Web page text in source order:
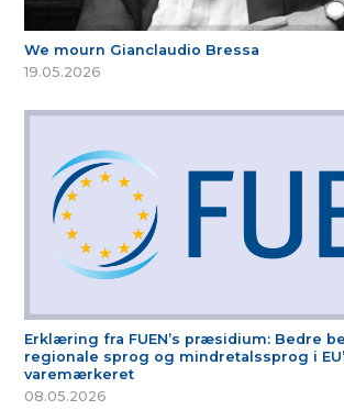
We mourn Gianclaudio Bressa
19.05.2026
Erklæring fra FUEN’s præsidium: Bedre
regionale sprog og mindretalssprog i
varemærkeret
08.05.2026